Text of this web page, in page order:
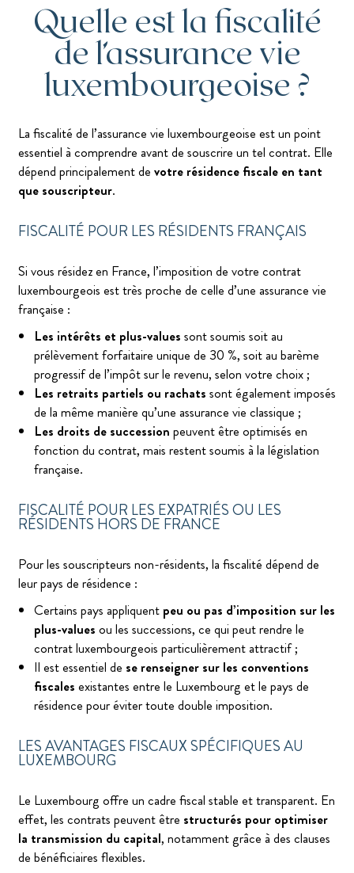
Quelle est la fiscalité
de l’assurance vie
luxembourgeoise ?
La fiscalité de l’assurance vie luxembourgeoise est un point
essentiel à comprendre avant de souscrire un tel contrat. Elle
dépend principalement de votre résidence fiscale en tant
que souscripteur.
FISCALITÉ POUR LES RÉSIDENTS FRANÇAIS
Si vous résidez en France, l’imposition de votre contrat
luxembourgeois est très proche de celle d’une assurance vie
française :
Les intérêts et plus-values sont soumis soit au
prélèvement forfaitaire unique de 30 %, soit au barème
progressif de l’impôt sur le revenu, selon votre choix ;
Les retraits partiels ou rachats sont également imposés
de la même manière qu’une assurance vie classique ;
Les droits de succession peuvent être optimisés en
fonction du contrat, mais restent soumis à la législation
française.
FISCALITÉ POUR LES EXPATRIÉS OU LES
RÉSIDENTS HORS DE FRANCE
Pour les souscripteurs non-résidents, la fiscalité dépend de
leur pays de résidence :
Certains pays appliquent peu ou pas d’imposition sur les
plus-values ou les successions, ce qui peut rendre le
contrat luxembourgeois particulièrement attractif ;
Il est essentiel de se renseigner sur les conventions
fiscales existantes entre le Luxembourg et le pays de
résidence pour éviter toute double imposition.
LES AVANTAGES FISCAUX SPÉCIFIQUES AU
LUXEMBOURG
Le Luxembourg offre un cadre fiscal stable et transparent. En
effet, les contrats peuvent être structurés pour optimiser
la transmission du capital, notamment grâce à des clauses
de bénéficiaires flexibles.